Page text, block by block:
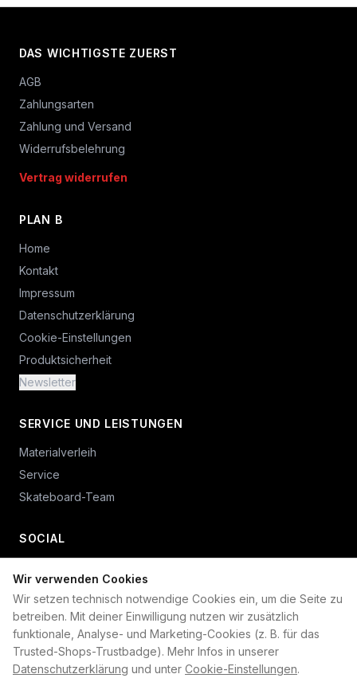
Wir verwenden Cookies
Wir setzen technisch notwendige Cookies ein, um die Seite zu
betreiben. Mit deiner Einwilligung nutzen wir zusätzlich
funktionale, Analyse- und Marketing-Cookies (z. B. für das
Trusted-Shops-Trustbadge). Mehr Infos in unserer
Datenschutzerklärung und unter Cookie-Einstellungen.
DAS WICHTIGSTE ZUERST
AGB
Zahlungsarten
Zahlung und Versand
Widerrufsbelehrung
Vertrag widerrufen
PLAN B
Home
Kontakt
Impressum
Datenschutzerklärung
Cookie-Einstellungen
Produktsicherheit
Newsletter
SERVICE UND LEISTUNGEN
Materialverleih
Service
Skateboard-Team
SOCIAL
+49 234 687 00 38
shop@plan-b-funsport.de
Sichere Zahlung mit: